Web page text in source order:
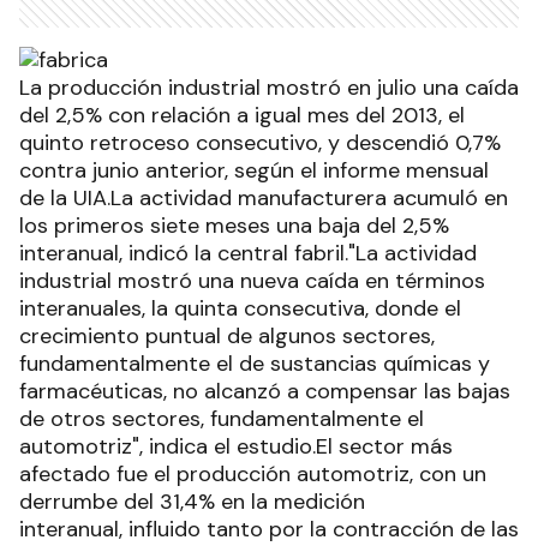
La producción industrial mostró en julio una caída
del 2,5% con relación a igual mes del 2013, el
quinto retroceso consecutivo, y descendió 0,7%
contra junio anterior, según el informe mensual
de la UIA.La actividad manufacturera acumuló en
los primeros siete meses una baja del 2,5%
interanual, indicó la central fabril."La actividad
industrial mostró una nueva caída en términos
interanuales, la quinta consecutiva, donde el
crecimiento puntual de algunos sectores,
fundamentalmente el de sustancias químicas y
farmacéuticas, no alcanzó a compensar las bajas
de otros sectores, fundamentalmente el
automotriz", indica el estudio.El sector más
afectado fue el producción automotriz, con un
derrumbe del 31,4% en la medición
interanual, influido tanto por la contracción de las